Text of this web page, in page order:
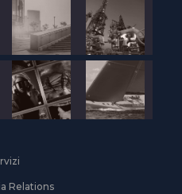
Relations